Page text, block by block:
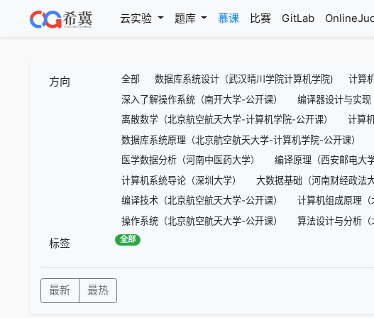
(current)
云实验 题库 慕课 比赛 GitLab
方向 全部 数据库系统设计（武汉晴川学院计算机学院) 计算
深入了解操作系统（南开大学-公开课）
编译器设计与实现
离散数学（北京航空航天大学-计算机学院-公开课）
计算
数据库系统原理（北京航空航天大学-计算机学院-公开课）
医学数据分析（河南中医药大学）
编译原理（西安邮电大学
计算机系统导论（深圳大学）
大数据基础（河南财经政法大
编译技术（北京航空航天大学-公开课）
计算机组成原理（
操作系统（北京航空航天大学-公开课）
算法设计与分析（
标签 全部
最新 最热